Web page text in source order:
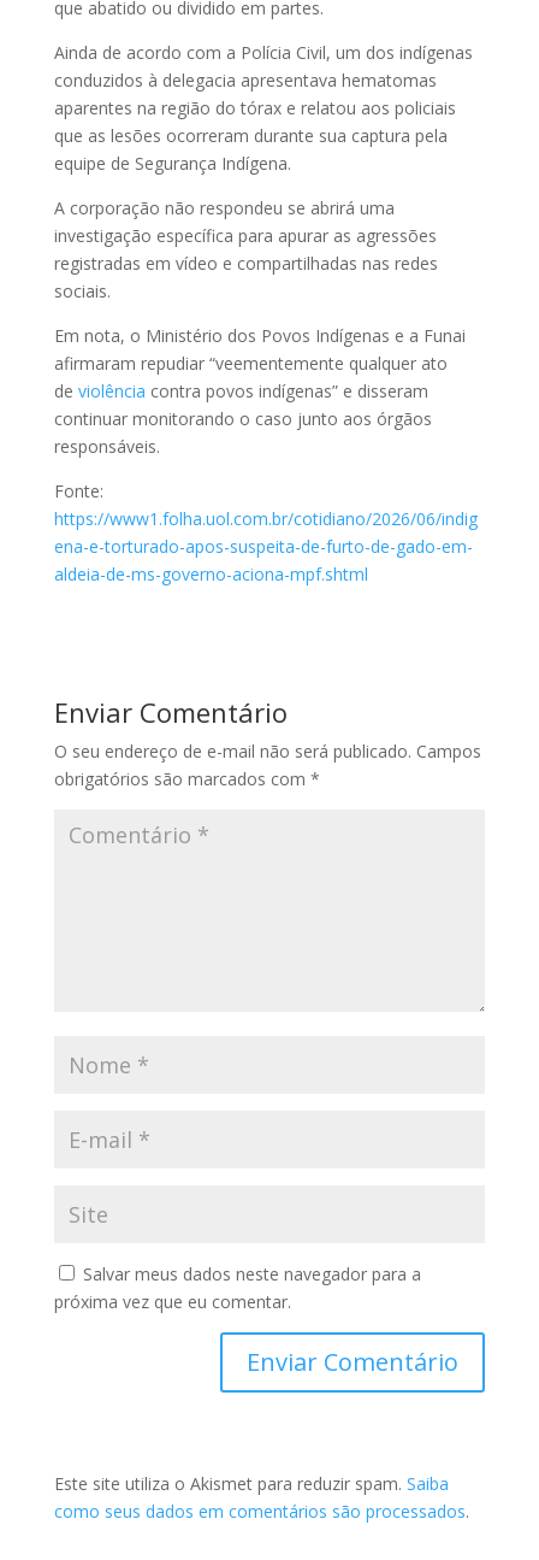
que abatido ou dividido em partes.
Ainda de acordo com a Polícia Civil, um dos indígenas
conduzidos à delegacia apresentava hematomas
aparentes na região do tórax e relatou aos policiais
que as lesões ocorreram durante sua captura pela
equipe de Segurança Indígena.
A corporação não respondeu se abrirá uma
investigação específica para apurar as agressões
registradas em vídeo e compartilhadas nas redes
sociais.
Em nota, o Ministério dos Povos Indígenas e a Funai
afirmaram repudiar “veementemente qualquer ato
de violência contra povos indígenas” e disseram
continuar monitorando o caso junto aos órgãos
responsáveis.
Fonte:
https://www1.folha.uol.com.br/cotidiano/2026/06/indig
ena-e-torturado-apos-suspeita-de-furto-de-gado-em-
aldeia-de-ms-governo-aciona-mpf.shtml
Enviar Comentário
O seu endereço de e-mail não será publicado. Campos
obrigatórios são marcados com *
Salvar meus dados neste navegador para a
próxima vez que eu comentar.
Este site utiliza o Akismet para reduzir spam. Saiba
como seus dados em comentários são processados.